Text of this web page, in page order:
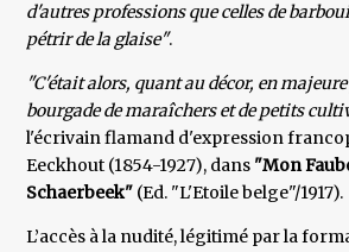
d'autres professions que celles de
pétrir de la glaise".
"C'était alors, quant au décor, en
bourgade de maraîchers et de petits
l'écrivain flamand d'expression
Eeckhout (1854-1927), dans "Mon
Schaerbeek" (Ed. "L'Etoile belge"/1917).
L’accès à la nudité, légitimé par la